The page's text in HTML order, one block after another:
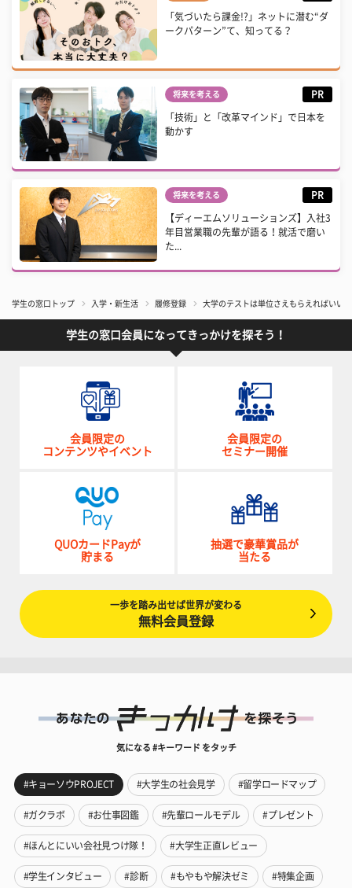
「気づいたら課金!?」ネットに潜む“ダ
ークパターン”て、知ってる？
将来を考える PR
「技術」と「改革マインド」で日本を
動かす
将来を考える PR
【ディーエムソリューションズ】入社3
年目営業職の先輩が語る！就活で磨い
た...
学生の窓口トップ 入学・新生活 履修登録 大学のテストは単位さえもらえればいい
学生の窓口会員になってきっかけを探そう！
会員限定の
コンテンツやイベント
会員限定の
セミナー開催
QUOカードPayが
貯まる
抽選で豪華賞品が
当たる
一歩を踏み出せば世界が変わる
無料会員登録
気になる #キーワード をタッチ
#キョーソウPROJECT #大学生の社会見学 #留学ロードマップ
#ガクラボ #お仕事図鑑 #先輩ロールモデル #プレゼント
#ほんとにいい会社見つけ隊！ #大学生正直レビュー
#学生インタビュー #診断 #もやもや解決ゼミ #特集企画